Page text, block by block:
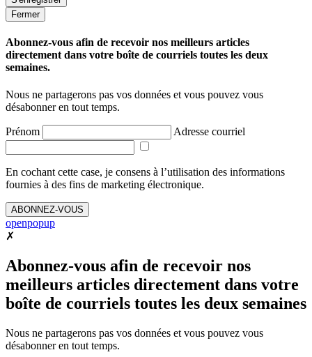
Fermer
Abonnez-vous afin de recevoir nos meilleurs articles
directement dans votre boîte de courriels toutes les deux
semaines.
Nous ne partagerons pas vos données et vous pouvez vous
désabonner en tout temps.
Prénom Adresse courriel
En cochant cette case, je consens à l’utilisation des informations
fournies à des fins de marketing électronique.
ABONNEZ-VOUS
openpopup
✗
Abonnez-vous afin de recevoir nos
meilleurs articles directement dans votre
boîte de courriels toutes les deux semaines
Nous ne partagerons pas vos données et vous pouvez vous
désabonner en tout temps.